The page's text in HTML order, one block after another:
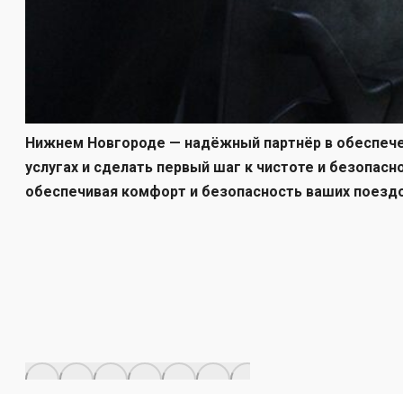
Нижнем Новгороде — надёжный партнёр в
услугах и сделать первый шаг к чистоте и
обеспечивая комфорт и безопасность ваших